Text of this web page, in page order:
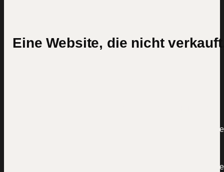
Eine Website, die nicht
Wenn deine Zielgruppe nach deiner Lösung sucht,
Wenn dein